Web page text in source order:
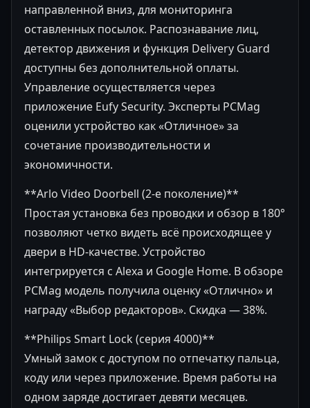
направленной вниз, для мониторинга
оставленных посылок. Распознавание лиц,
детектор движения и функция Delivery Guard
доступны без дополнительной оплаты.
Управление осуществляется через
приложение Eufy Security. Эксперты PCMag
оценили устройство как «Отличное» за
сочетание производительности и
экономичности.
**Arlo Video Doorbell (2-е поколение)**
Простая установка без проводки и обзор в 180°
позволяют четко видеть всё происходящее у
двери в HD-качестве. Устройство
интегрируется с Alexa и Google Home. В обзоре
PCMag модель получила оценку «Отлично» и
награду «Выбор редакторов». Скидка — 38%.
**Philips Smart Lock (серия 4000)**
Умный замок с доступом по отпечатку пальца,
коду или через приложение. Время работы на
одном заряде достигает девяти месяцев.